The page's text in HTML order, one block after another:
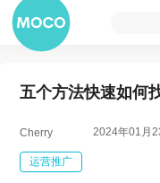
五个方法快速如何
Cherry 2024年01月
运营推广